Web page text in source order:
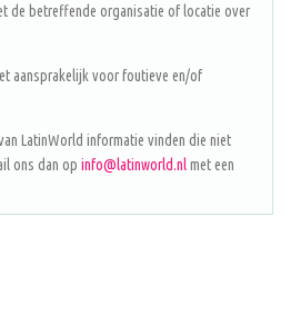
de betreffende organisatie of locatie over
aansprakelijk voor foutieve en/of
LatinWorld informatie vinden die niet
ons dan op info@latinworld.nlmet een